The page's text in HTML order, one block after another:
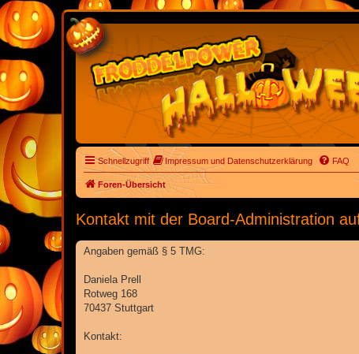
Schnellzugriff Impressum und Datenschutzerklärung FAQ
Foren-Übersicht
Kontakt mit der Board-Administration
Angaben gemäß § 5 TMG:
Daniela Prell
Rotweg 168
70437 Stuttgart
Kontakt: